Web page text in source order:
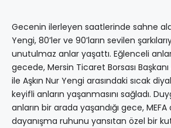
Gecenin ilerleyen saatlerinde sahne
Yengi, 80’ler ve 90’ların sevilen
unutulmaz anlar yaşattı. Eğlenceli
gecede, Mersin Ticaret Borsası
ile Aşkın Nur Yengi arasındaki sıcak
keyifli anların yaşanmasını sağladı.
anların bir arada yaşandığı gece,
dayanışma ruhunu yansıtan özel bir